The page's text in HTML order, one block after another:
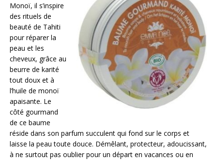
Monoï, il s’inspire
des rituels de
beauté de Tahiti
pour réparer la
peau et les
cheveux, grâce au
beurre de karité
tout doux et à
l’huile de monoï
apaisante. Le
côté gourmand
de ce baume
réside dans son parfum succulent qui fond sur le corps et
laisse la peau toute douce. Démêlant, protecteur, adoucissant,
à ne surtout pas oublier pour un départ en vacances ou en